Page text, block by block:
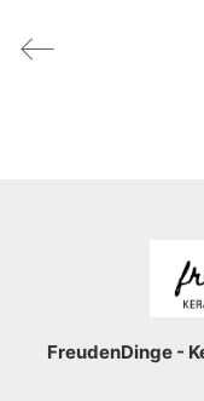
FreudenDinge -